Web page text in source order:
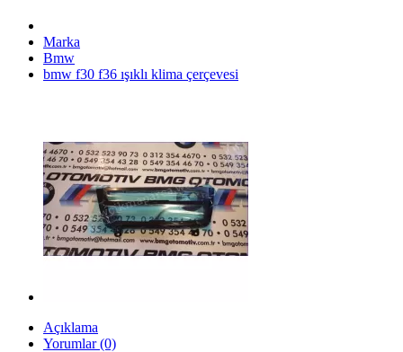
Marka
Bmw
bmw f30 f36 ışıklı klima çerçevesi
Açıklama
Yorumlar (0)